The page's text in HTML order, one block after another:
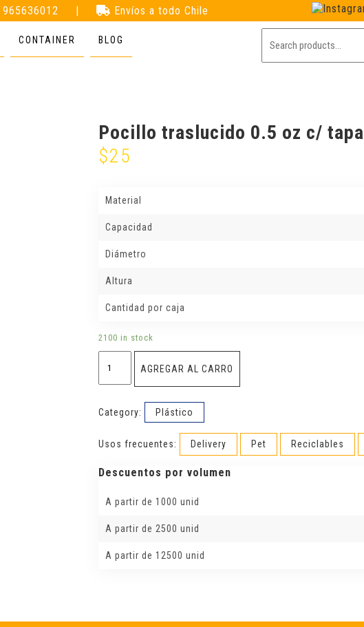
| Envíos a todo Chile
CONTAINER BLOG
for:
Pocillo traslucido 0.5 oz c/ tapa
$25
Material
Capacidad
Diámetro
Altura
Cantidad por caja
2100 in stock
traslucido
0.5
c/
AGREGAR AL CARRO
Category: Plástico
Usos frecuentes: Delivery Pet Reciclables
Descuentos por volumen
A partir de 1000 unid
A partir de 2500 unid
A partir de 12500 unid